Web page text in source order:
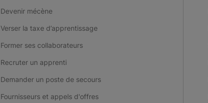
Devenir mécène
Verser la taxe d’apprentissage
Former ses collaborateurs
Recruter un apprenti
Demander un poste de secours
Fournisseurs et appels d'offres